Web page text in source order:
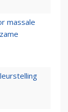
massale